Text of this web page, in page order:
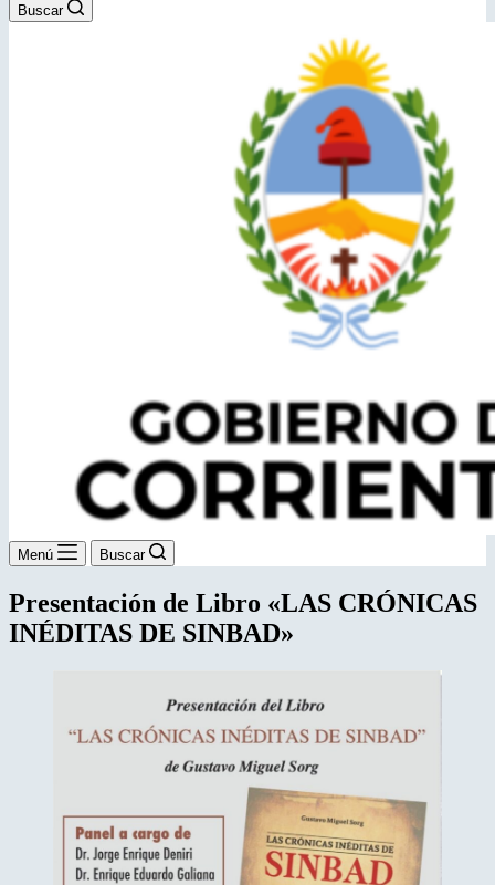
Buscar
Menú Buscar
Presentación de Libro «LAS CRÓNICAS
INÉDITAS DE SINBAD»